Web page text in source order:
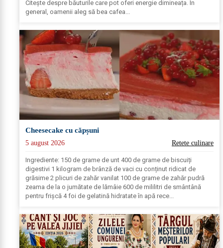
Citește despre băuturile care pot oferi energie dimineața. În
general, oamenii aleg să bea cafea...
Cheesecake cu căpșuni
5 august 2026 Retete culinare
Ingrediente: 150 de grame de unt 400 de grame de biscuiți
digestivi 1 kilogram de brânză de vaci cu conținut ridicat de
grăsime 2 plicuri de zahăr vanilat 100 de grame de zahăr pudră
zeama de la o jumătate de lămâie 600 de mililitri de smântână
pentru frișcă 4 foi de gelatină hidratate în apă rece...